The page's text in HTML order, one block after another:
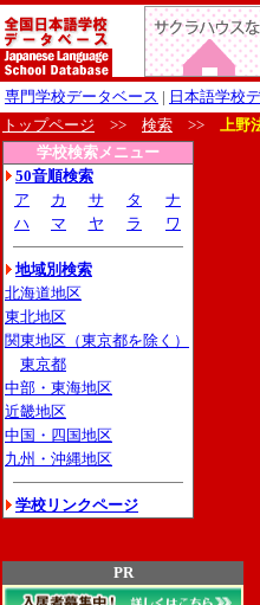
専門学校データベース | 日本語学校
トップページ >> 検索 >> 上野
学校検索メニュー
50音順検索
ア
カ サ タ
ナ
ハ
マ ヤ ラ ワ
地域別検索
北海道地区
東北地区
関東地区（東京都を除く）
東京都
中部・東海地区
近畿地区
中国・四国地区
九州・沖縄地区
学校リンクページ
PR